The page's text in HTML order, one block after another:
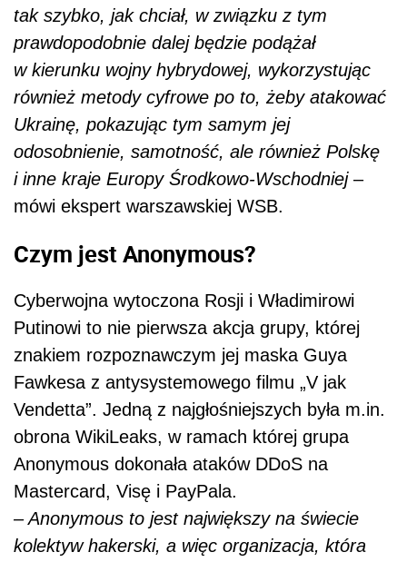
tak szybko, jak chciał, w związku z tym
prawdopodobnie dalej będzie podążał
w kierunku wojny hybrydowej, wykorzystując
również metody cyfrowe po to, żeby atakować
Ukrainę, pokazując tym samym jej
odosobnienie, samotność, ale również Polskę
i inne kraje Europy Środkowo-Wschodniej –
mówi ekspert warszawskiej WSB.
Czym jest Anonymous?
Cyberwojna wytoczona Rosji i Władimirowi
Putinowi to nie pierwsza akcja grupy, której
znakiem rozpoznawczym jej maska Guya
Fawkesa z antysystemowego filmu „V jak
Vendetta”. Jedną z najgłośniejszych była m.in.
obrona WikiLeaks, w ramach której grupa
Anonymous dokonała ataków DDoS na
Mastercard, Visę i PayPala.
– Anonymous to jest największy na świecie
kolektyw hakerski, a więc organizacja, która